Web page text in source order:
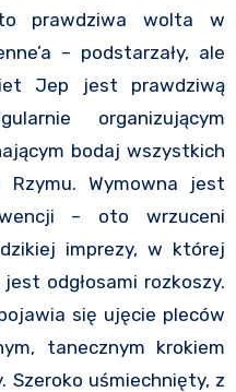
prawdziwa wolta w
– podstarzały, ale
Jep jest prawdziwą
organizującym
bodaj wszystkich
Rzymu. Wymowna jest
– oto wrzuceni
imprezy, w której
odgłosami rozkoszy.
się ujęcie pleców
tanecznym krokiem
Szeroko uśmiechnięty, z